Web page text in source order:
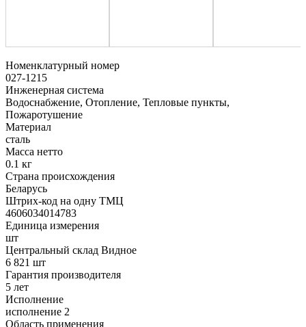
Номенклатурный номер
027-1215
Инженерная система
Водоснабжение, Отопление, Тепловые пункты,
Пожаротушение
Материал
сталь
Масса нетто
0.1 кг
Страна происхождения
Беларусь
Штрих-код на одну ТМЦ
4606034014783
Единица измерения
шт
Центральный склад Видное
6 821 шт
Гарантия производителя
5 лет
Исполнение
исполнение 2
Область применения